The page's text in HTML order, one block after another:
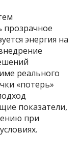
прозрачное
энергия на
реального
«потерь»
показатели,
при